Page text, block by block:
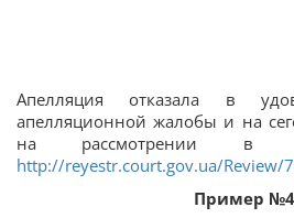
Апелляция отказала в
апелляционной жалобы и на
на рассмотрении в
http://reyestr.court.gov.ua/Review/
Пример